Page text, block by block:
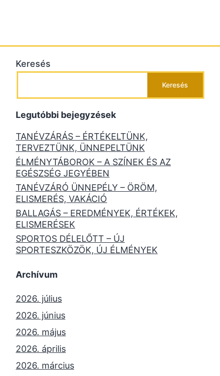
Keresés
Keresés
Legutóbbi bejegyzések
TANÉVZÁRÁS – ÉRTÉKELTÜNK,
TERVEZTÜNK, ÜNNEPELTÜNK
ÉLMÉNYTÁBOROK – A SZÍNEK ÉS AZ
EGÉSZSÉG JEGYÉBEN
TANÉVZÁRÓ ÜNNEPÉLY – ÖRÖM,
ELISMERÉS, VAKÁCIÓ
BALLAGÁS – EREDMÉNYEK, ÉRTÉKEK,
ELISMERÉSEK
SPORTOS DÉLELŐTT – ÚJ
SPORTESZKÖZÖK, ÚJ ÉLMÉNYEK
Archívum
2026. július
2026. június
2026. május
2026. április
2026. március